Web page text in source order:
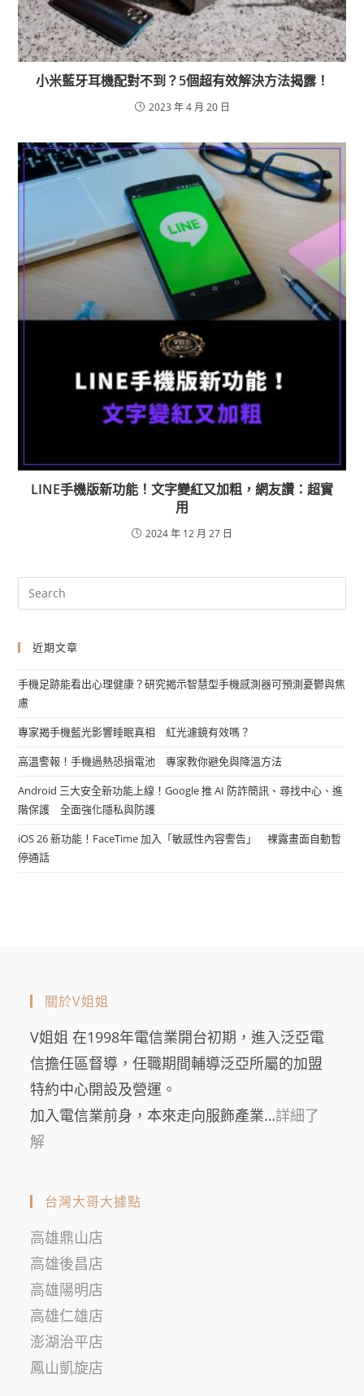
小米藍牙耳機配對不到？5個超有效解決方法揭露！
2023 年 4 月 20 日
LINE手機版新功能！文字變紅又加粗，網友讚：超實
用
2024 年 12 月 27 日
近期文章
手機足跡能看出心理健康？研究揭示智慧型手機感測器可預測憂鬱與焦
慮
專家揭手機藍光影響睡眠真相 紅光濾鏡有效嗎？
高溫警報！手機過熱恐損電池 專家教你避免與降溫方法
Android 三大安全新功能上線！Google 推 AI 防詐簡訊、尋找中心、進
階保護 全面強化隱私與防護
iOS 26 新功能！FaceTime 加入「敏感性內容警告」 裸露畫面自動暫
停通話
關於V姐姐
V姐姐 在1998年電信業開台初期，進入泛亞電
信擔任區督導，任職期間輔導泛亞所屬的加盟
特約中心開設及營運。
加入電信業前身，本來走向服飾產業…詳細了
解
台灣大哥大據點
高雄鼎山店
高雄後昌店
高雄陽明店
高雄仁雄店
澎湖治平店
鳳山凱旋店